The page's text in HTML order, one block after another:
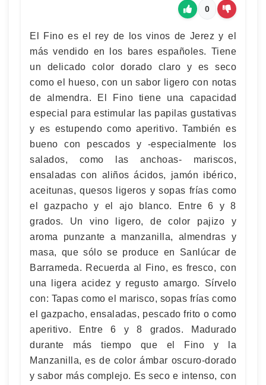
0
El Fino es el rey de los vinos de Jerez y el
más vendido en los bares españoles. Tiene
un delicado color dorado claro y es seco
como el hueso, con un sabor ligero con notas
de almendra. El Fino tiene una capacidad
especial para estimular las papilas gustativas
y es estupendo como aperitivo. También es
bueno con pescados y -especialmente los
salados, como las anchoas- mariscos,
ensaladas con aliños ácidos, jamón ibérico,
aceitunas, quesos ligeros y sopas frías como
el gazpacho y el ajo blanco. Entre 6 y 8
grados. Un vino ligero, de color pajizo y
aroma punzante a manzanilla, almendras y
masa, que sólo se produce en Sanlúcar de
Barrameda. Recuerda al Fino, es fresco, con
una ligera acidez y regusto amargo. Sírvelo
con: Tapas como el marisco, sopas frías como
el gazpacho, ensaladas, pescado frito o como
aperitivo. Entre 6 y 8 grados. Madurado
durante más tiempo que el Fino y la
Manzanilla, es de color ámbar oscuro-dorado
y sabor más complejo. Es seco e intenso, con